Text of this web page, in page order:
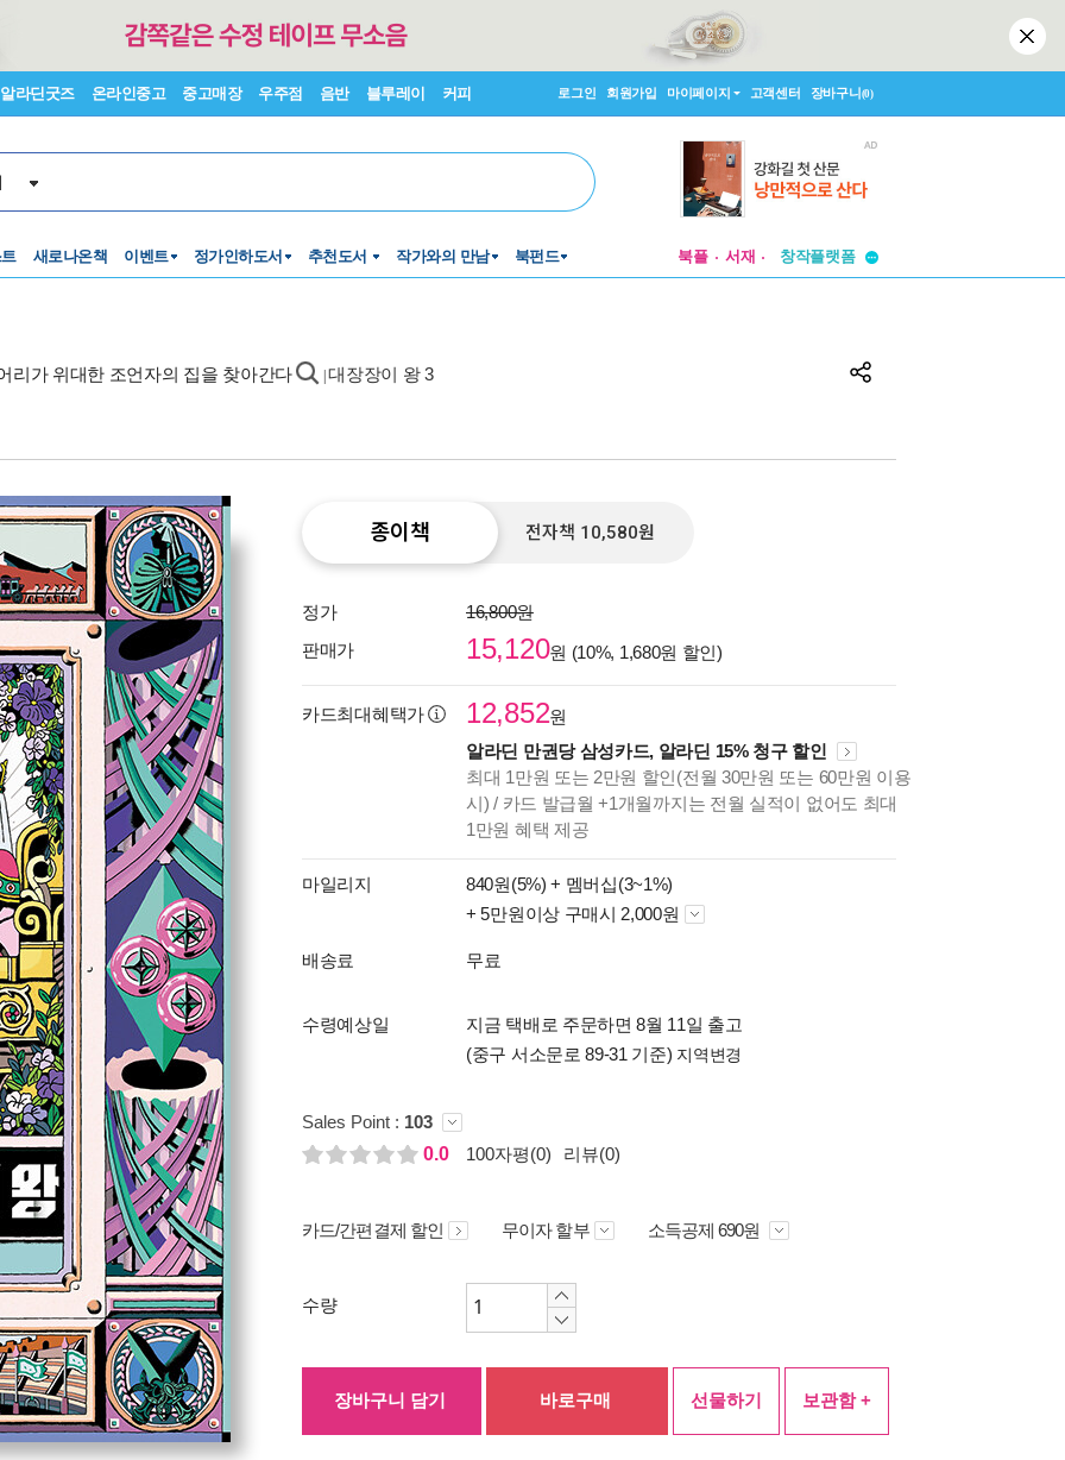
알라딘굿즈 온라인중고 중고매장 우주점 음반 블루레이 커피 로그인 회원가입 마이페이지 고객센터 장바구니(0)
새로나온책 이벤트 정가인하도서 추천도서 작가와의 만남 북펀드 북플 서재
창작플랫폼
리가 위대한 조언자의 집을 찾아간다 |대장장이 왕 3
종이책 전자책 10,580원
정가
16,800원
판매가
15,120원 (10%, 1,680원 할인)
카드최대혜택가 12,852원
알라딘 만권당 삼성카드, 알라딘 15% 청구 할인
최대 1만원 또는 2만원 할인(전월 30만원 또는 60만원 이용
시) / 카드 발급월 +1개월까지는 전월 실적이 없어도 최대
1만원 혜택 제공
마일리지 840원(5%) + 멤버십(3~1%)
+ 5만원이상 구매시 2,000원
배송료 무료
수령예상일
지금 택배로 주문하면 8월 11일 출고
(중구 서소문로 89-31 기준) 지역변경
Sales Point : 103
0.0
100자평(0) 리뷰(0)
카드/간편결제 할인 무이자 할부 소득공제 690원
수량
장바구니 담기 바로구매 선물하기 보관함 +